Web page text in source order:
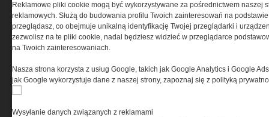
Przeczytaj regulamin
PRYWATNOŚĆ
informacji na Twoim komputerze. Pliki cookies stosujemy
Reklamowe pliki cookie mogą być wykorzystywane za pośrednictwem naszej
reklamowych. Służą do budowania profilu Twoich zainteresowań na
przeglądasz, co obejmuje unikalną identyfikację Twojej przeglądarki i
zezwolisz na te pliki cookie, nadal będziesz widzieć w przeglądarce
na Twoich zainteresowaniach.
Nasza strona korzysta z usług Google, takich jak Google Analytics i Google
jak Google wykorzystuje dane z naszej strony, zapoznaj się z polityką
Wysyłanie danych związanych z reklamami